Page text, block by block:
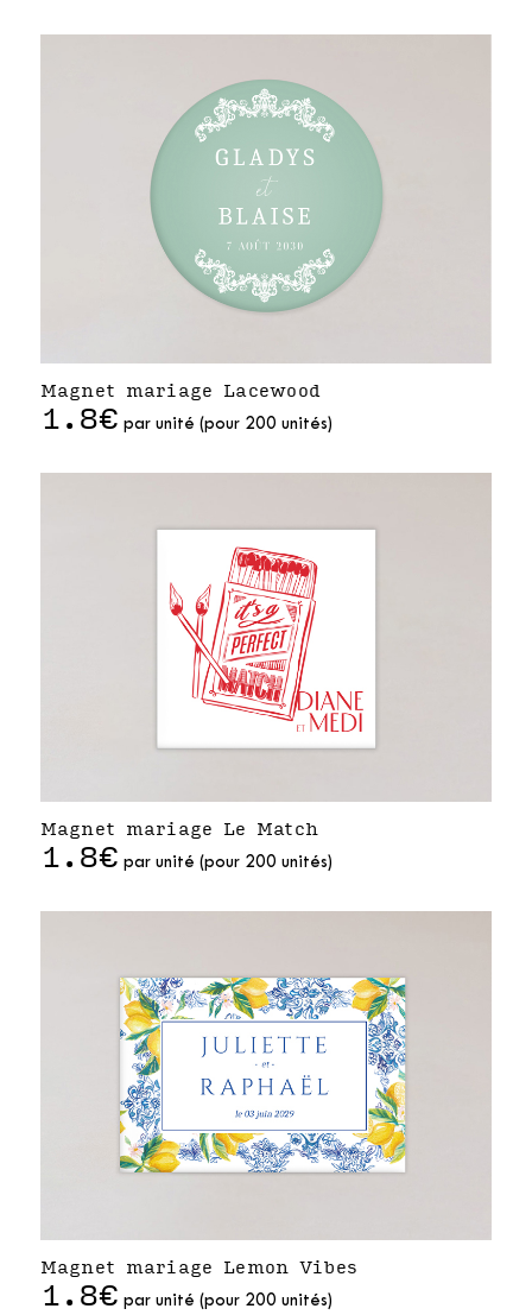
Magnet mariage Lacewood
1.8€ par unité (pour 200 unités)
Magnet mariage Le Match
1.8€ par unité (pour 200 unités)
Magnet mariage Lemon Vibes
1.8€ par unité (pour 200 unités)